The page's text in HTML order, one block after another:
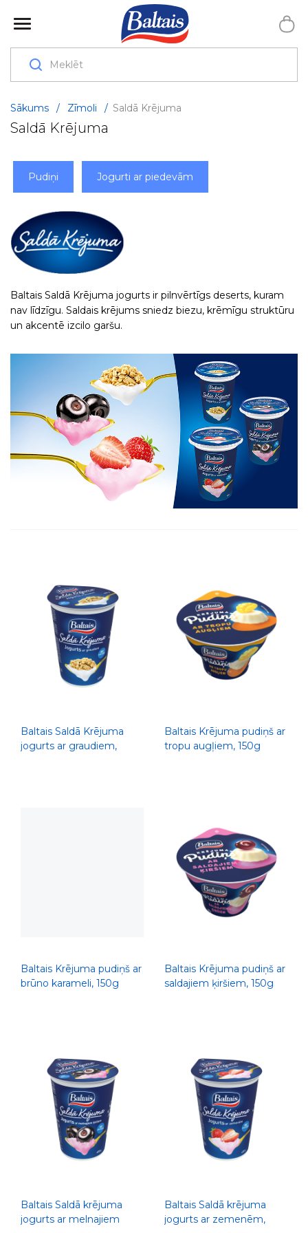
Sākums / Zīmoli / Saldā Krējuma
Saldā Krējuma
Pudiņi Jogurti ar piedevām
Baltais Saldā Krējuma jogurts ir pilnvērtīgs deserts, kuram
nav līdzīgu. Saldais krējums sniedz biezu, krēmīgu struktūru
un akcentē izcilo garšu.
Baltais Saldā Krējuma
jogurts ar graudiem,
Baltais Krējuma pudiņš ar
tropu augļiem, 150g
Baltais Krējuma pudiņš ar
brūno karameli, 150g
Baltais Krējuma pudiņš ar
saldajiem ķiršiem, 150g
Baltais Saldā krējuma
jogurts ar melnajiem
Baltais Saldā krējuma
jogurts ar zemenēm,